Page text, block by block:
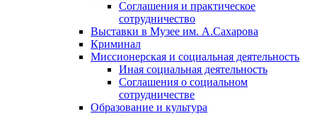
Соглашения и практическое
сотрудничество
Выставки в Музее им. А.Сахарова
Криминал
Миссионерская и социальная деятельность
Иная социальная деятельность
Соглашения о социальном
сотрудничестве
Образование и культура